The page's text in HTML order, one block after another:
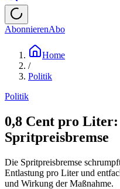
AbonnierenAbo
Home
/
Politik
Politik
0,8 Cent pro Liter:
Spritpreisbremse
Die Spritpreisbremse
Entlastung pro Liter und
und Wirkung der Maßnahme.